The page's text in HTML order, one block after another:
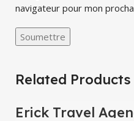
navigateur pour mon
Related Products
Erick Travel